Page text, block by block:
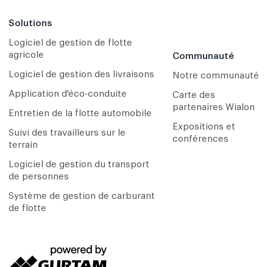
Solutions
Logiciel de gestion de flotte
agricole
Logiciel de gestion des livraisons
Application d'éco-conduite
Entretien de la flotte automobile
Suivi des travailleurs sur le
terrain
Logiciel de gestion du transport
de personnes
Système de gestion de carburant
de flotte
Communauté
Notre communauté
Carte des
partenaires Wialon
Expositions et
conférences